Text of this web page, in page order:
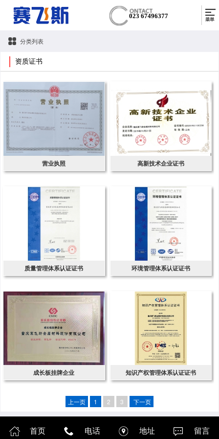
023 67496377
分类列表
资质证书
营业执照 高新技术企业证书
质量管理体系认证证书 环境管理体系认证证书
成长板挂牌企业 知识产权管理体系认证证书
上一页 1 2 3 下一页
首页 电话 地址 留言